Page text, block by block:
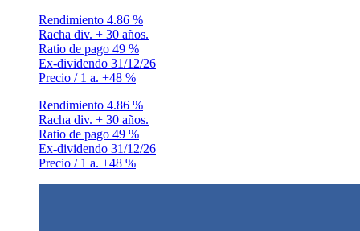
Rendimiento 4.86 %
Racha div. + 30 años.
Ratio de pago 49 %
Ex-dividendo 31/12/26
Precio / 1 a. +48 %
Rendimiento 4.86 %
Racha div. + 30 años.
Ratio de pago 49 %
Ex-dividendo 31/12/26
Precio / 1 a. +48 %